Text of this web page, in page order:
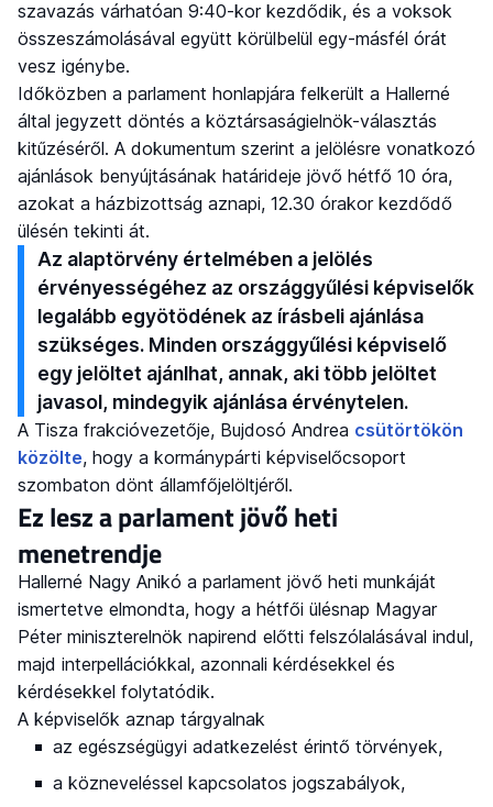
szavazás várhatóan 9:40-kor kezdődik, és a voksok
összeszámolásával együtt körülbelül egy-másfél órát
vesz igénybe.
Időközben a parlament honlapjára felkerült a Hallerné
által jegyzett döntés a köztársaságielnök-választás
kitűzéséről. A dokumentum szerint a jelölésre vonatkozó
ajánlások benyújtásának határideje jövő hétfő 10 óra,
azokat a házbizottság aznapi, 12.30 órakor kezdődő
ülésén tekinti át.
Az alaptörvény értelmében a jelölés
érvényességéhez az országgyűlési képviselők
legalább egyötödének az írásbeli ajánlása
szükséges. Minden országgyűlési képviselő
egy jelöltet ajánlhat, annak, aki több jelöltet
javasol, mindegyik ajánlása érvénytelen.
A Tisza frakcióvezetője, Bujdosó Andrea csütörtökön
közölte, hogy a kormánypárti képviselőcsoport
szombaton dönt államfőjelöltjéről.
Ez lesz a parlament jövő heti
menetrendje
Hallerné Nagy Anikó a parlament jövő heti munkáját
ismertetve elmondta, hogy a hétfői ülésnap Magyar
Péter miniszterelnök napirend előtti felszólalásával indul,
majd interpellációkkal, azonnali kérdésekkel és
kérdésekkel folytatódik.
A képviselők aznap tárgyalnak
az egészségügyi adatkezelést érintő törvények,
a közneveléssel kapcsolatos jogszabályok,